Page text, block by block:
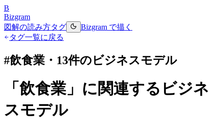
B
Bizgram
図解の読み方タグ
Bizgram で描く
タグ一覧に戻る
#飲食業 ・ 13件のビジネスモデル
「 飲食業」に関連するビジネ
スモデル